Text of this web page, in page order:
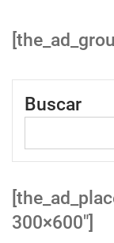
Buscar
300×600″]